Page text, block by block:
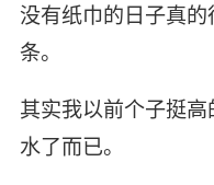
没有纸巾的日子真
条。
其实我以前个子挺
水了而已。